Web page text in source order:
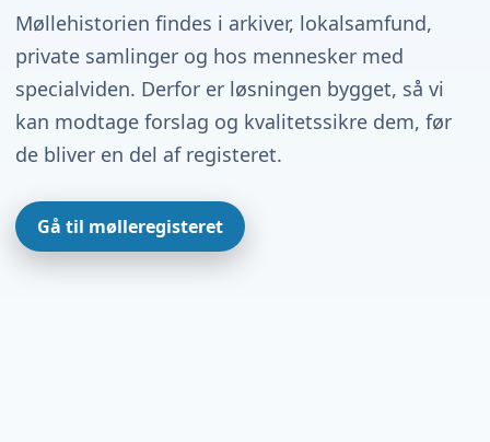
Møllehistorien findes i arkiver, lokalsamfund,
private samlinger og hos mennesker med
specialviden. Derfor er løsningen bygget, så vi
kan modtage forslag og kvalitetssikre dem, før
de bliver en del af registeret.
Gå til mølleregisteret